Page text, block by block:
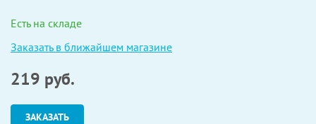
Есть на складе
Заказать в ближайшем магазине
219 руб.
ЗАКАЗАТЬ